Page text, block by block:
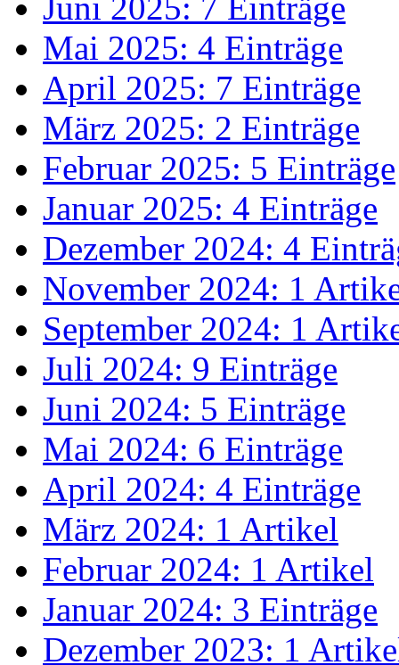
Mai 2025: 4 Einträge
April 2025: 7 Einträge
März 2025: 2 Einträge
Februar 2025: 5 Einträge
Januar 2025: 4 Einträge
Dezember 2024: 4
November 2024: 1
September 2024: 1
Juli 2024: 9 Einträge
Juni 2024: 5 Einträge
Mai 2024: 6 Einträge
April 2024: 4 Einträge
März 2024: 1 Artikel
Februar 2024: 1 Artikel
Januar 2024: 3 Einträge
Dezember 2023: 1